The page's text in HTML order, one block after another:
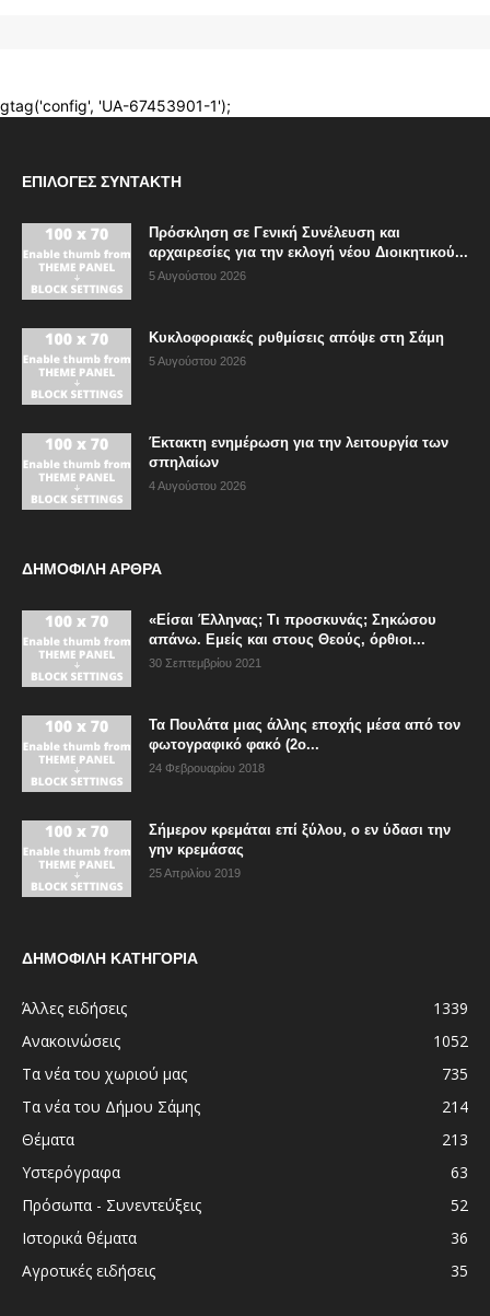
ΕΠΙΛΟΓΈΣ ΣΥΝΤΆΚΤΗ
Πρόσκληση σε Γενική Συνέλευση και
αρχαιρεσίες για την εκλογή νέου Διοικητικού...
5 Αυγούστου 2026
Κυκλοφοριακές ρυθμίσεις απόψε στη Σάμη
5 Αυγούστου 2026
Έκτακτη ενημέρωση για την λειτουργία των
σπηλαίων
4 Αυγούστου 2026
ΔΗΜΟΦΙΛΗ ΑΡΘΡΑ
«Είσαι Έλληνας; Τι προσκυνάς; Σηκώσου
απάνω. Εμείς και στους Θεούς, όρθιοι...
30 Σεπτεμβρίου 2021
Τα Πουλάτα μιας άλλης εποχής μέσα από τον
φωτογραφικό φακό (2ο...
24 Φεβρουαρίου 2018
Σήμερον κρεμάται επί ξύλου, ο εν ύδασι την
γην κρεμάσας
25 Απριλίου 2019
ΔΗΜΟΦΙΛΗ ΚΑΤΗΓΟΡΙΑ
Άλλες ειδήσεις
1339
Ανακοινώσεις
1052
Τα νέα του χωριού μας
735
Τα νέα του Δήμου Σάμης
214
Θέματα
213
Υστερόγραφα
63
Πρόσωπα - Συνεντεύξεις
52
Ιστορικά θέματα
36
Αγροτικές ειδήσεις
35